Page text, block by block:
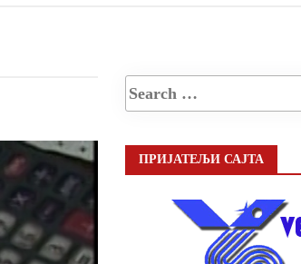
ПРИЈАТЕЉИ САЈТА